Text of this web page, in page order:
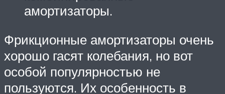
амортизаторы.
Фрикционные амортизаторы очень
хорошо гасят колебания, но вот
особой популярностью не
пользуются. Их особенность в